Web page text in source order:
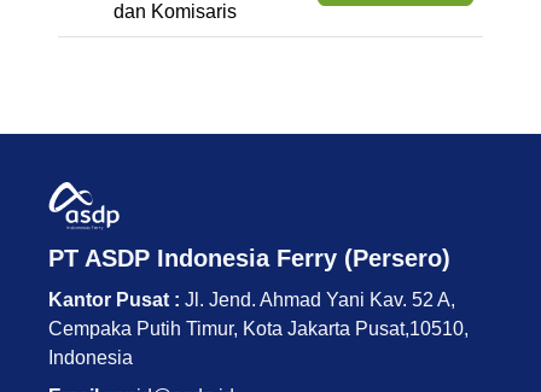
dan Komisaris
PT ASDP Indonesia Ferry (Persero)
Kantor Pusat : Jl. Jend. Ahmad Yani Kav. 52 A,
Cempaka Putih Timur, Kota Jakarta Pusat,10510,
Indonesia